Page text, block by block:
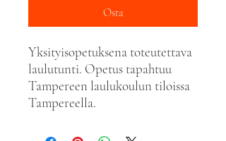
Osta
Yksityisopetuksena toteutettava
laulutunti. Opetus tapahtuu
Tampereen laulukoulun tiloissa
Tampereella.